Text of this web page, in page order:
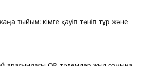
тыйым: кімге қауіп төніп тұр және